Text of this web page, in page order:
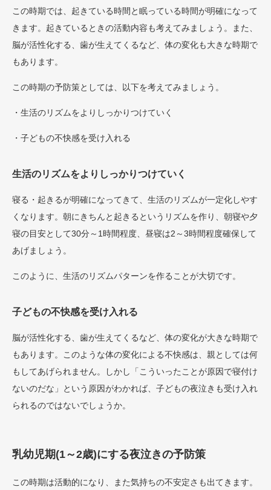
この時期では、起きている時間と眠っている時間が明確になって
きます。起きているときの活動内容も考えてみましょう。また、
脳が活性化する、歯が生えてくるなど、体の変化も大きな時期で
もあります。
この時期の予防策としては、以下を考えてみましょう。
・生活のリズムをよりしっかりつけていく
・子どもの不快感を受け入れる
生活のリズムをよりしっかりつけていく
寝る・起きるが明確になってきて、生活のリズムが一定化しやす
くなります。朝にきちんと起きるというリズムを作り、朝寝や夕
寝の目安として30分～1時間程度、昼寝は2～3時間程度確保して
あげましょう。
このように、生活のリズムパターンを作ることが大切です。
子どもの不快感を受け入れる
脳が活性化する、歯が生えてくるなど、体の変化が大きな時期で
もあります。このような体の変化による不快感は、親としては何
もしてあげられません。しかし「こういったことが原因で寝付け
ないのだな」という原因がわかれば、子どもの夜泣きも受け入れ
られるのではないでしょうか。
乳幼児期(1～2歳)にする夜泣きの予防策
この時期は活動的になり、また気持ちの不安定さも出てきます。